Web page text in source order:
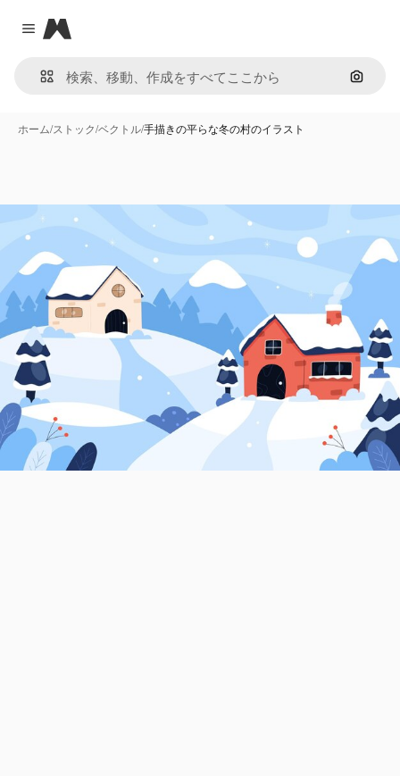
Close menu
Magnific
画像で
ホーム/ストック/ベクトル/手描きの平らな冬の村のイラスト